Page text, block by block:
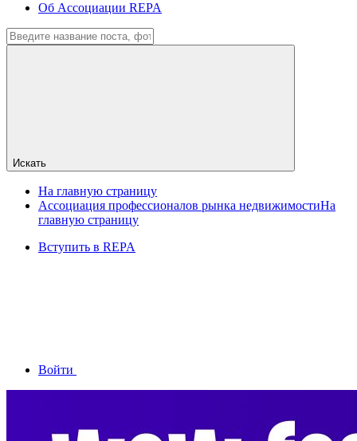
Об Ассоциации REPA
Искать
На главную страницу
Ассоциация профессионалов рынка недвижимостиНа
главную страницу
Вступить в REPA
Войти